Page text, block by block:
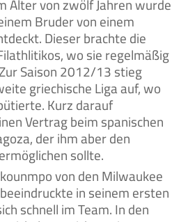
Bruder von einem
Dieser brachte die
wo sie regelmäßig
Saison 2012/13 stieg
griechische Liga auf, wo
Kurz darauf
Vertrag beim spanischen
der ihm aber den
sollte.
von den Milwaukee
in seinem ersten
schnell im Team. In den